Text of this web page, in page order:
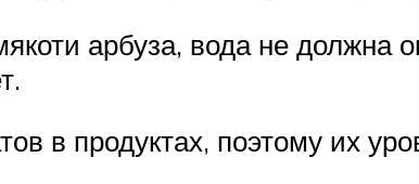
арбуза, вода не должна
в продуктах, поэтому их